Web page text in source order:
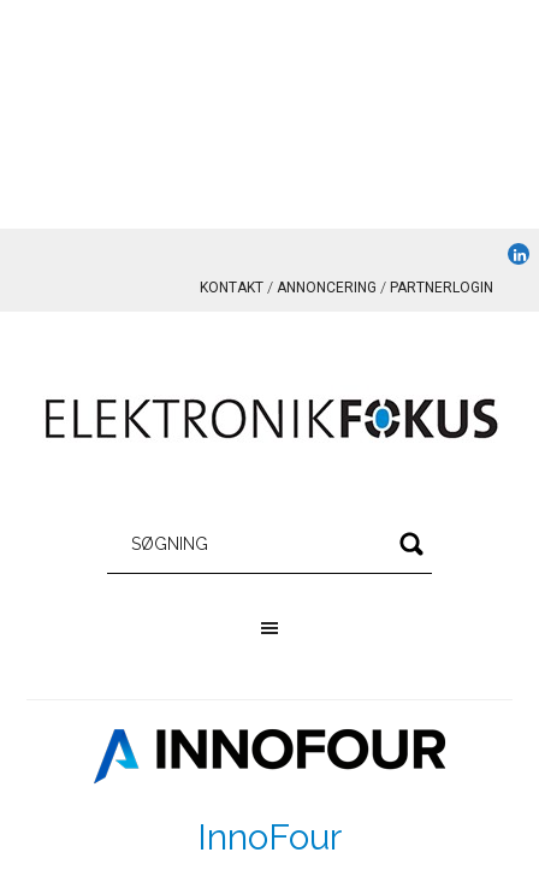
KONTAKT ANNONCERING PARTNERLOGIN
InnoFour